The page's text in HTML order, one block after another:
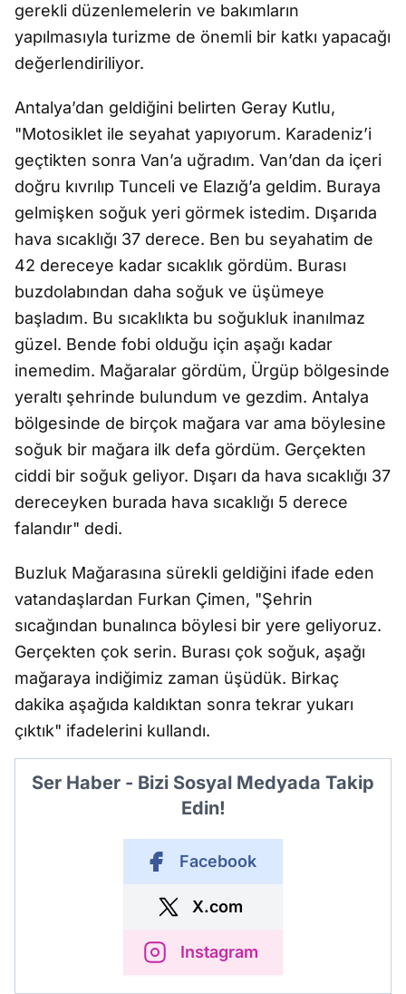
gerekli düzenlemelerin ve bakımların
yapılmasıyla turizme de önemli bir katkı yapacağı
değerlendiriliyor.
Antalya’dan geldiğini belirten Geray Kutlu,
"Motosiklet ile seyahat yapıyorum. Karadeniz’i
geçtikten sonra Van’a uğradım. Van’dan da içeri
doğru kıvrılıp Tunceli ve Elazığ’a geldim. Buraya
gelmişken soğuk yeri görmek istedim. Dışarıda
hava sıcaklığı 37 derece. Ben bu seyahatim de
42 dereceye kadar sıcaklık gördüm. Burası
buzdolabından daha soğuk ve üşümeye
başladım. Bu sıcaklıkta bu soğukluk inanılmaz
güzel. Bende fobi olduğu için aşağı kadar
inemedim. Mağaralar gördüm, Ürgüp bölgesinde
yeraltı şehrinde bulundum ve gezdim. Antalya
bölgesinde de birçok mağara var ama böylesine
soğuk bir mağara ilk defa gördüm. Gerçekten
ciddi bir soğuk geliyor. Dışarı da hava sıcaklığı 37
dereceyken burada hava sıcaklığı 5 derece
falandır" dedi.
Buzluk Mağarasına sürekli geldiğini ifade eden
vatandaşlardan Furkan Çimen, "Şehrin
sıcağından bunalınca böylesi bir yere geliyoruz.
Gerçekten çok serin. Burası çok soğuk, aşağı
mağaraya indiğimiz zaman üşüdük. Birkaç
dakika aşağıda kaldıktan sonra tekrar yukarı
çıktık" ifadelerini kullandı.
Ser Haber - Bizi Sosyal Medyada Takip
Edin!
Facebook
X.com
Instagram